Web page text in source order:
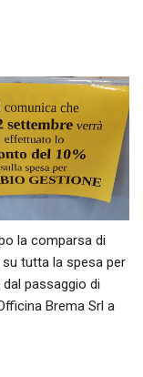
la comparsa di
tutta la spesa per
passaggio di
Brema Srl a